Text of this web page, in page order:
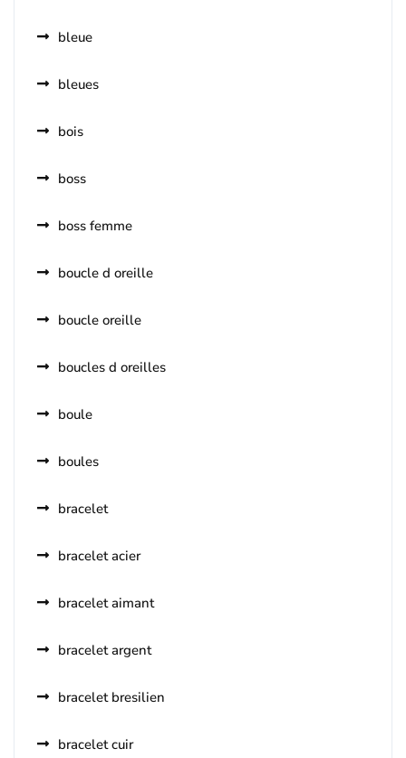
bleue
bleues
bois
boss
boss femme
boucle d oreille
boucle oreille
boucles d oreilles
boule
boules
bracelet
bracelet acier
bracelet aimant
bracelet argent
bracelet bresilien
bracelet cuir